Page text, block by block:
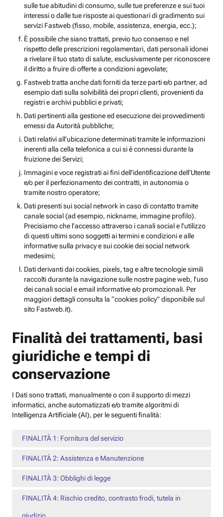
sulle tue abitudini di consumo, sulle tue preferenze e sui tuoi
interessi o dalle tue risposte ai questionari di gradimento sui
servizi Fastweb (fisso, mobile, assistenza, energia, ecc.);
È possibile che siano trattati, previo tuo consenso e nel
rispetto delle prescrizioni regolamentari, dati personali idonei
a rivelare il tuo stato di salute, esclusivamente per riconoscere
il diritto a fruire di offerte a condizioni agevolate;
Fastweb tratta anche dati forniti da terze parti e/o partner, ad
esempio dati sulla solvibilità dei propri clienti, provenienti da
registri e archivi pubblici e privati;
Dati pertinenti alla gestione ed esecuzione dei provvedimenti
emessi da Autorità pubbliche;
Dati relativi all’ubicazione determinati tramite le informazioni
inerenti alla cella telefonica a cui si è connessi durante la
fruizione dei Servizi;
Immagini e voce registrati ai fini dell’identificazione dell’Utente
e/o per il perfezionamento dei contratti, in autonomia o
tramite nostro operatore;
Dati presenti sui social network in caso di contatto tramite
canale social (ad esempio, nickname, immagine profilo).
Precisiamo che l’accesso attraverso i canali social e l’utilizzo
di questi ultimi sono soggetti ai termini e condizioni e alle
informative sulla privacy e sui cookie dei social network
medesimi;
Dati derivanti dai cookies, pixels, tag e altre tecnologie simili
raccolti durante la navigazione sulle nostre pagine web, l’uso
dei canali social e email informative e/o promozionali. Per
maggiori dettagli consulta la “cookies policy” disponibile sul
sito Fastweb.it).
Finalità dei trattamenti, basi
giuridiche e tempi di
conservazione
I Dati sono trattati, manualmente o con il supporto di mezzi
informatici, anche automatizzati e/o tramite algoritmi di
Intelligenza Artificiale (AI), per le seguenti finalità:
FINALITÀ 1: Fornitura del servizio
FINALITÀ 2: Assistenza e Manutenzione
FINALITÀ 3: Obblighi di legge
FINALITÀ 4: Rischio credito, contrasto frodi, tutela in